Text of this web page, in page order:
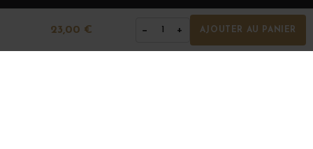
23,00 € − 1 + AJOUTER AU PANIER
GRANDS BOURGOGNES
Agence BWA